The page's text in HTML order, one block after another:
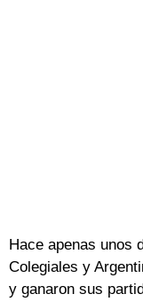
Hace apenas unos
Colegiales y
y ganaron sus